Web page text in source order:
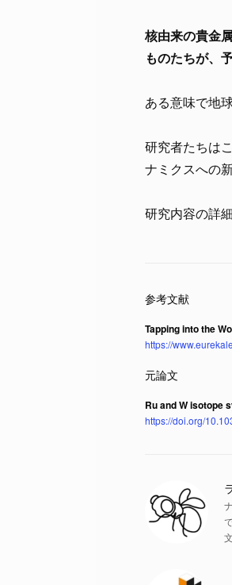
核由来の貴金
ものたちが、
ある意味で地
研究者たちは
ナミクスへの
研究内容の詳
Tapping into the
https://
Ru and W isotope
https://doi.org/